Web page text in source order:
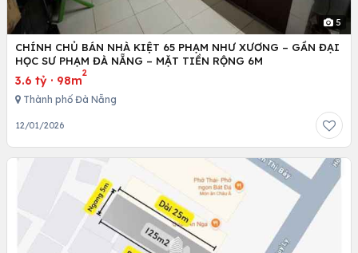
5
CHÍNH CHỦ BÁN NHÀ KIỆT 65 PHẠM NHƯ XƯƠNG – GẦN ĐẠI
HỌC SƯ PHẠM ĐÀ NẴNG – MẶT TIỀN RỘNG 6M
3.6 tỷ · 98m
2
Thành phố Đà Nẵng
12/01/2026